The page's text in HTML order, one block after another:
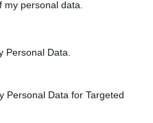
personal data.
Personal Data.
Personal Data for Targeted